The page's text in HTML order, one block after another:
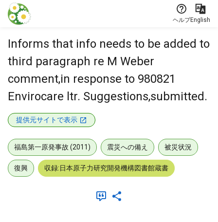
本文に飛ぶ
ヘルプEnglish
Informs that info needs to be added to
third paragraph re M Weber
comment,in response to 980821
Envirocare ltr. Suggestions,submitted.
提供元サイトで表示
福島第一原発事故 (2011) 震災への備え 被災状況
復興 収録:日本原子力研究開発機構図書館蔵書